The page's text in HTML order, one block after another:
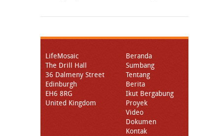
LifeMosaic
The Drill Hall
36 Dalmeny Street
Edinburgh
EH6 8RG
United Kingdom
Beranda
Sumbang
Tentang
Berita
Ikut Bergabung
Proyek
Video
Dokumen
Kontak